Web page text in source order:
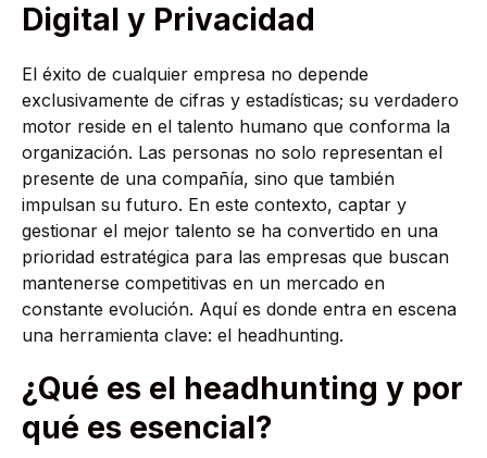
Digital y Privacidad
El éxito de cualquier empresa no depende
exclusivamente de cifras y estadísticas; su verdadero
motor reside en el talento humano que conforma la
organización. Las personas no solo representan el
presente de una compañía, sino que también
impulsan su futuro. En este contexto, captar y
gestionar el mejor talento se ha convertido en una
prioridad estratégica para las empresas que buscan
mantenerse competitivas en un mercado en
constante evolución. Aquí es donde entra en escena
una herramienta clave: el headhunting.
¿Qué es el headhunting y por
qué es esencial?